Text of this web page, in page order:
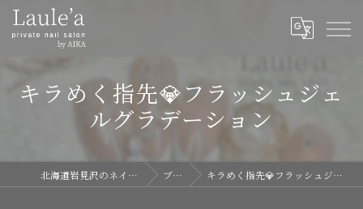
キラめく指先💎フラッシュジェ
ルグラデーション
北海道岩見沢のネイルならLaule'a ブログ キラめく指先💎フラッシュジェルグラデーション